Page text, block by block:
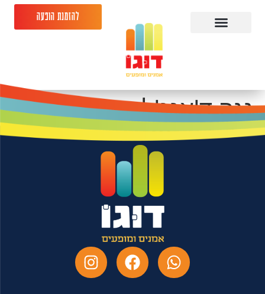
להזמנת הופעה
נגה ד'אנג'לי-
28.04.26-בית ציוני
אמריקה ת"א